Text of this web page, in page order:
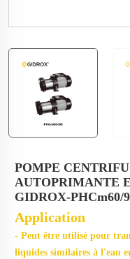
POMPE
AUTOPRIMANTE
GIDROX-PHCm60/
Application
- Peut être utilisé pour
liquides similaires à l'eau